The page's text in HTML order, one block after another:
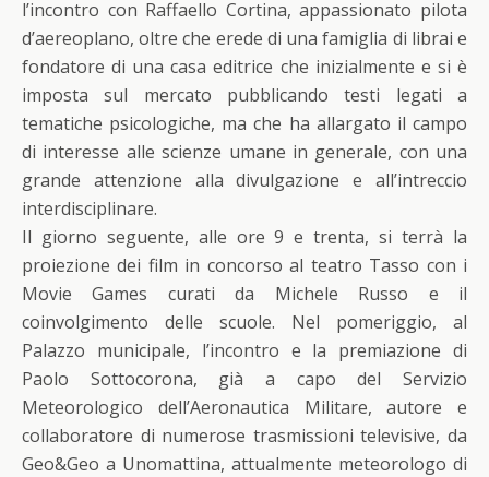
l’incontro con Raffaello Cortina, appassionato pilota
d’aereoplano, oltre che erede di una famiglia di librai e
fondatore di una casa editrice che inizialmente e si è
imposta sul mercato pubblicando testi legati a
tematiche psicologiche, ma che ha allargato il campo
di interesse alle scienze umane in generale, con una
grande attenzione alla divulgazione e all’intreccio
interdisciplinare.
Il giorno seguente, alle ore 9 e trenta, si terrà la
proiezione dei film in concorso al teatro Tasso con i
Movie Games curati da Michele Russo e il
coinvolgimento delle scuole. Nel pomeriggio, al
Palazzo municipale, l’incontro e la premiazione di
Paolo Sottocorona, già a capo del Servizio
Meteorologico dell’Aeronautica Militare, autore e
collaboratore di numerose trasmissioni televisive, da
Geo&Geo a Unomattina, attualmente meteorologo di